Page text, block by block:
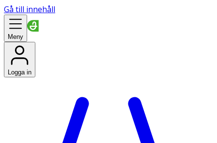
Gå till innehåll
Meny
Logga in